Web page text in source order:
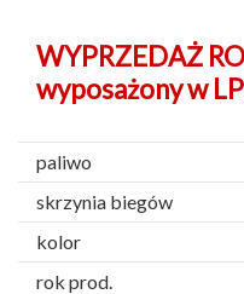
WYPRZEDAŻ
wyposażony w
paliwo
skrzynia biegów
kolor
rok prod.